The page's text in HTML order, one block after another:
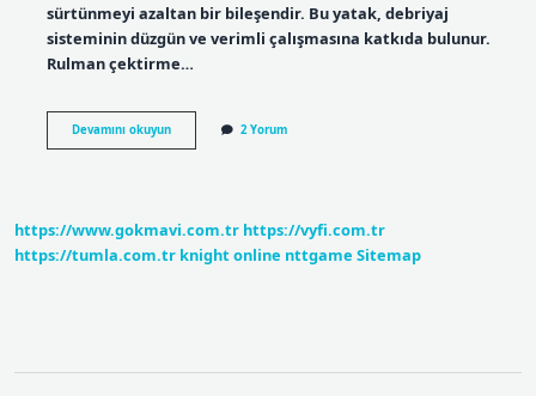
sürtünmeyi azaltan bir bileşendir. Bu yatak, debriyaj
sisteminin düzgün ve verimli çalışmasına katkıda bulunur.
Rulman çektirme…
Devamını okuyunRulman
Baskı
2 Yorum
https://www.gokmavi.com.tr https://vyfi.com.tr
https://tumla.com.tr knight online nttgame Sitemap